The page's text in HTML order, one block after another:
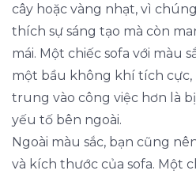
cây hoặc vàng nhạt, vì
thích sự sáng tạo mà còn
mái. Một chiếc sofa với màu
một bầu không khí tích
trung vào công việc hơn là
yếu tố bên ngoài.
Ngoài màu sắc, bạn cũng
và kích thước của sofa. Một